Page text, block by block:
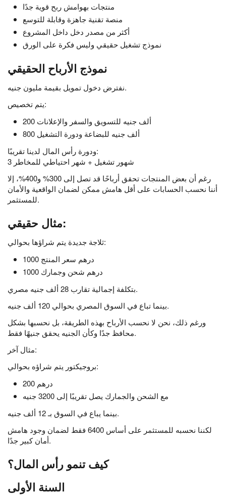
منتجات بهوامش ربح قوية جدًا
منصة تقنية جاهزة وقابلة للتوسع
أكثر من مصدر دخل داخل المشروع
نموذج تشغيل حقيقي وليس فكرة على الورق
نموذج الأرباح الحقيقي
نفترض دخول تمويل بقيمة مليون جنيه.
يتم تخصيص:
200 ألف جنيه للتسويق والسفر والإعلانات
800 ألف جنيه للبضاعة ودورة التشغيل
ودورة رأس المال لدينا تقريبًا:
3 شهور تشغيل + شهر احتياطي للمخاطر
رغم أن بعض المنتجات تحقق أرباحًا قد تصل إلى 300% و400%، إلا
أننا نحسب الحسابات على أقل هامش ممكن لضمان الواقعية والأمان
للمستثمر.
مثال حقيقي:
ثلاجة جديدة يتم شراؤها بحوالي:
1000 درهم سعر المنتج
1000 درهم شحن وجمارك
بتكلفة إجمالية تقارب 28 ألف جنيه مصري.
بينما تباع في السوق المصري بحوالي 120 ألف جنيه.
ورغم ذلك، نحن لا نحسب الأرباح بهذه الطريقة، بل نحسبها بشكل
محافظ جدًا وكأن الجنيه يحقق جنيهًا فقط.
مثال آخر:
بروجيكتور يتم شراؤه بحوالي:
200 درهم
مع الشحن والجمارك يصل تقريبًا إلى 3200 جنيه
بينما يباع في السوق بـ 12 ألف جنيه.
لكننا نحسبه للمستثمر على أساس 6400 فقط لضمان وجود هامش
أمان كبير جدًا.
كيف تنمو رأس المال؟
السنة الأولى